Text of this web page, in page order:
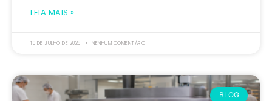
LEIA MAIS »
10 DE JULHO DE 2026 NENHUM COMENTÁRIO
BLOG